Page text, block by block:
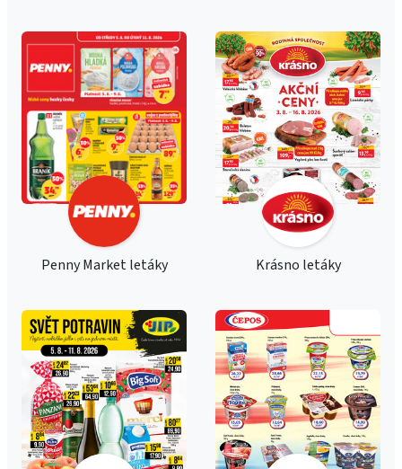
Penny Market letáky Krásno letáky